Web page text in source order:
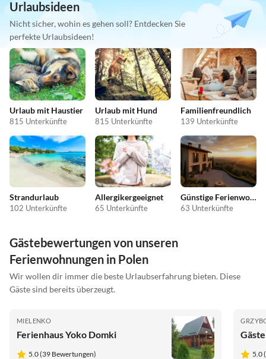
Urlaubsideen
Nicht sicher, wohin es gehen soll? Entdecken Sie
perfekte Urlaubsideen!
Urlaub mit Haustier
815 Unterkünfte
Urlaub mit Hund
815 Unterkünfte
Familienfreundlich
139 Unterkünfte
Strandurlaub
102 Unterkünfte
Allergikergeeignet
65 Unterkünfte
Günstige Ferienwohnungen
63 Unterkünfte
Gästebewertungen von unseren
Ferienwohnungen in Polen
Wir wollen dir immer die beste Urlaubserfahrung bieten. Diese
Gäste sind bereits überzeugt.
MIELENKO
Ferienhaus Yoko Domki
5.0 (39 Bewertungen) 5.0